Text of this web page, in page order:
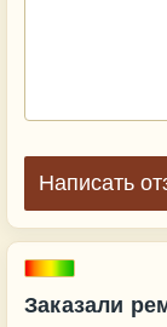
Заказали
Написать